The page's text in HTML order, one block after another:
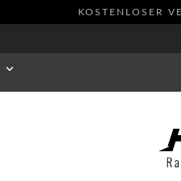
KOSTENLOSER
